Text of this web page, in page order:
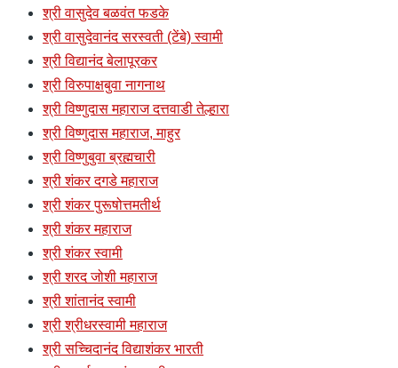
श्री वासुदेव बळवंत फडके
श्री वासुदेवानंद सरस्वती (टेंबे) स्वामी
श्री विद्यानंद बेलापूरकर
श्री विरुपाक्षबुवा नागनाथ
श्री विष्णुदास महाराज दत्तवाडी तेल्हारा
श्री विष्णुदास महाराज, माहुर
श्री विष्णुबुवा ब्रह्मचारी
श्री शंकर दगडे महाराज
श्री शंकर पुरूषोत्तमतीर्थ
श्री शंकर महाराज
श्री शंकर स्वामी
श्री शरद जोशी महाराज
श्री शांतानंद स्वामी
श्री श्रीधरस्वामी महाराज
श्री सच्चिदानंद विद्याशंकर भारती